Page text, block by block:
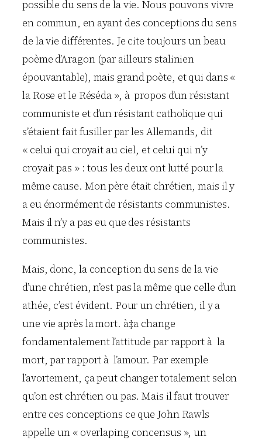
possible du sens de la vie. Nous pouvons vivre
en commun, en ayant des conceptions du sens
de la vie différentes. Je cite toujours un beau
poème d’Aragon (par ailleurs stalinien
épouvantable), mais grand poète, et qui dans «
la Rose et le Réséda », à propos d’un résistant
communiste et d’un résistant catholique qui
s’étaient fait fusiller par les Allemands, dit
« celui qui croyait au ciel, et celui qui n’y
croyait pas » : tous les deux ont lutté pour la
même cause. Mon père était chrétien, mais il y
a eu énormément de résistants communistes.
Mais il n’y a pas eu que des résistants
communistes.
Mais, donc, la conception du sens de la vie
d’une chrétien, n’est pas la même que celle d’un
athée, c’est évident. Pour un chrétien, il y a
une vie après la mort. à‡a change
fondamentalement l’attitude par rapport à la
mort, par rapport à l’amour. Par exemple
l’avortement, ça peut changer totalement selon
qu’on est chrétien ou pas. Mais il faut trouver
entre ces conceptions ce que John Rawls
appelle un « overlaping concensus », un